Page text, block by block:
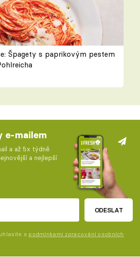
Špagety s paprikovým pestem
e-mailem
a až 5x týdně
a nejlepší
ODESLAT
s podmínkami zpracování osobních